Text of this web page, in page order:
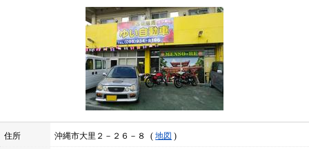
住所 沖縄市大里２－２６－８ 地図